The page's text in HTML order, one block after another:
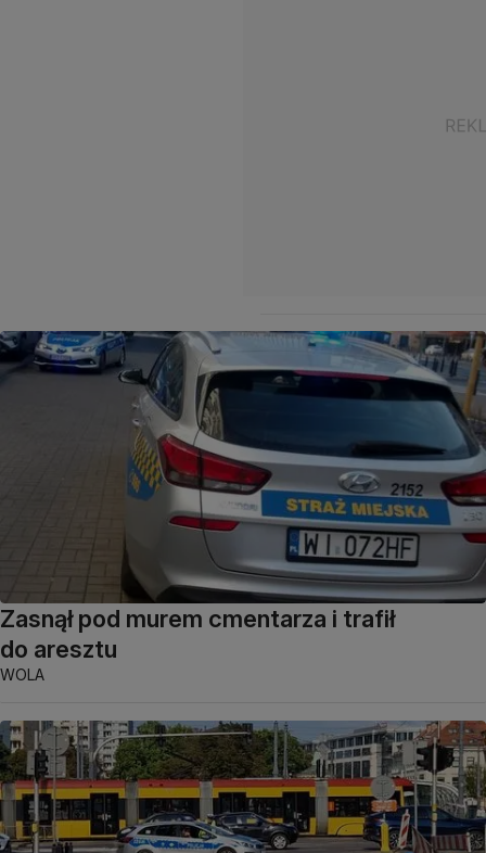
Zasnął pod murem cmentarza i trafił
do aresztu
WOLA